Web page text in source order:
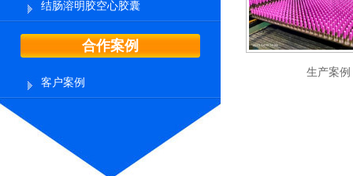
结肠溶明胶空心胶囊
合作案例
客户案例
生产案例